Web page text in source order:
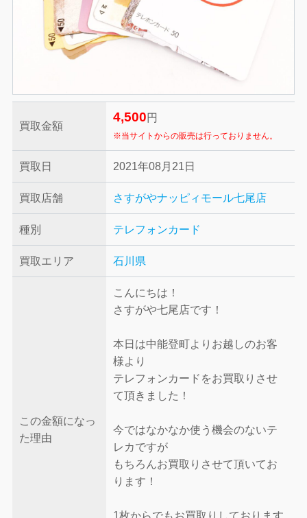
買取金額
4,500 円
※当サイトからの販売は行っておりません。
買取日 2021年08月21日
買取店舗 さすがやナッピィモール七尾店
種別 テレフォンカード
買取エリア 石川県
この金額になっ
た理由
こんにちは！
さすがや七尾店です！
本日は中能登町よりお越しのお客
様より
テレフォンカードをお買取りさせ
て頂きました！
今ではなかなか使う機会のないテ
レカですが
もちろんお買取りさせて頂いてお
ります！